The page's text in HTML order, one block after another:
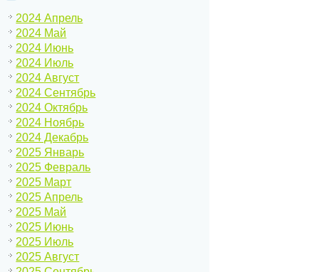
2024 Апрель
2024 Май
2024 Июнь
2024 Июль
2024 Август
2024 Сентябрь
2024 Октябрь
2024 Ноябрь
2024 Декабрь
2025 Январь
2025 Февраль
2025 Март
2025 Апрель
2025 Май
2025 Июнь
2025 Июль
2025 Август